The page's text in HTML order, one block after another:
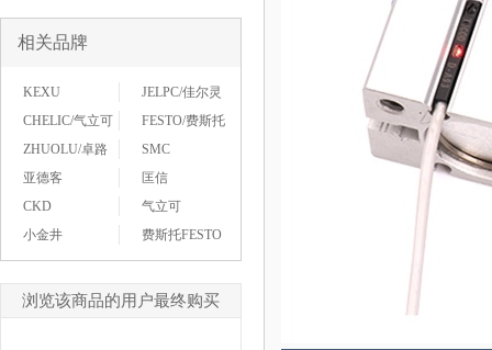
相关品牌
KEXU
JELPC/佳尔灵
CHELIC/气立可
FESTO/费斯托
ZHUOLU/卓路
SMC
亚德客
匡信
CKD
气立可
小金井
费斯托FESTO
浏览该商品的用户最终购买